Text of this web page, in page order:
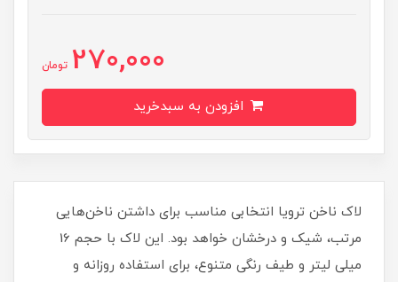
270,000 تومان
لاک ناخن ترویا انتخابی مناسب برای داشتن ناخن‌هایی
مرتب، شیک و درخشان خواهد بود. این لاک با حجم 16
میلی‌ لیتر و طیف رنگی متنوع، برای استفاده روزانه و